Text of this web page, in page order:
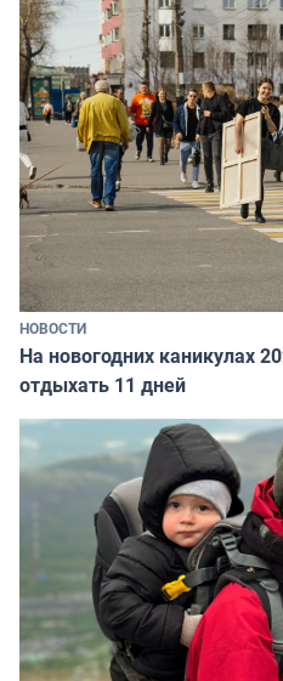
НОВОСТИ
На новогодних каникулах
отдыхать 11 дней